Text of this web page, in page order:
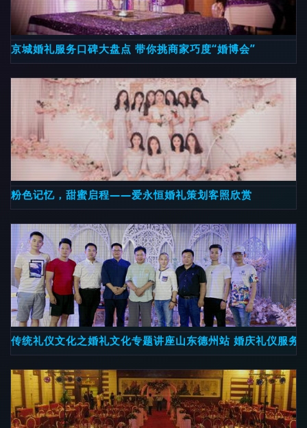
京城婚礼服务口碑大盘点 带你挑商家巧度“婚博会”
粉色记忆，甜蜜启程——爱永恒婚礼策划客照欣赏
传统礼仪文化之婚礼文化专题讲座山东德州站 婚庆礼仪服务